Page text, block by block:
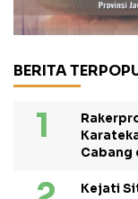
BERITA
Cabang
Kejati